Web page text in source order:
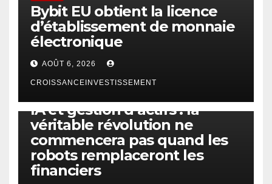
Bybit EU obtient la licence
d’établissement de monnaie
électronique
AOÛT 6, 2026
CROISSANCEINVESTISSEMENT
IA et gestion d’actifs : la
véritable révolution ne
commencera pas quand les
robots remplaceront les
financiers